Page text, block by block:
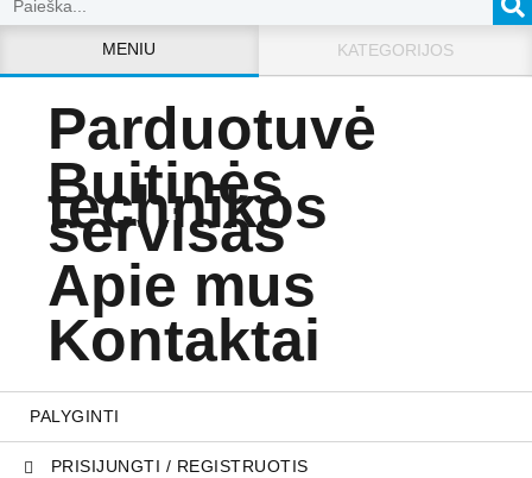
MENIU KATEGORIJOS
Parduotuvė
Buitinės
technikos
servisas
Apie mus
Kontaktai
PALYGINTI
PRISIJUNGTI / REGISTRUOTIS